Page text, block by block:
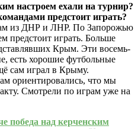
настроем ехали на турнир?
предстоит играть?
из ДНР и ЛНР. По Запорожью
предстоит играть. Больше
Крым. Эти восемь-
есть хорошие футбольные
сам играл в Крыму.
ориентировались, что мы
Смотрели по играм уже на
победа над керченским